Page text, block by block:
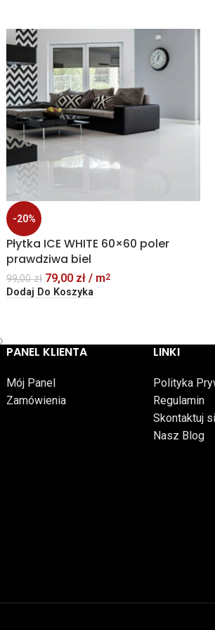
-20%
Płytka ICE WHITE 60×60 poler
prawdziwa biel
99,00zł 79,00 zł / m2
Dodaj Do Koszyka
PANEL KLIENTA
Mój Panel
Zamówienia
LINKI
Polityka
Regulamin
Skontaktuj
Nasz Blog